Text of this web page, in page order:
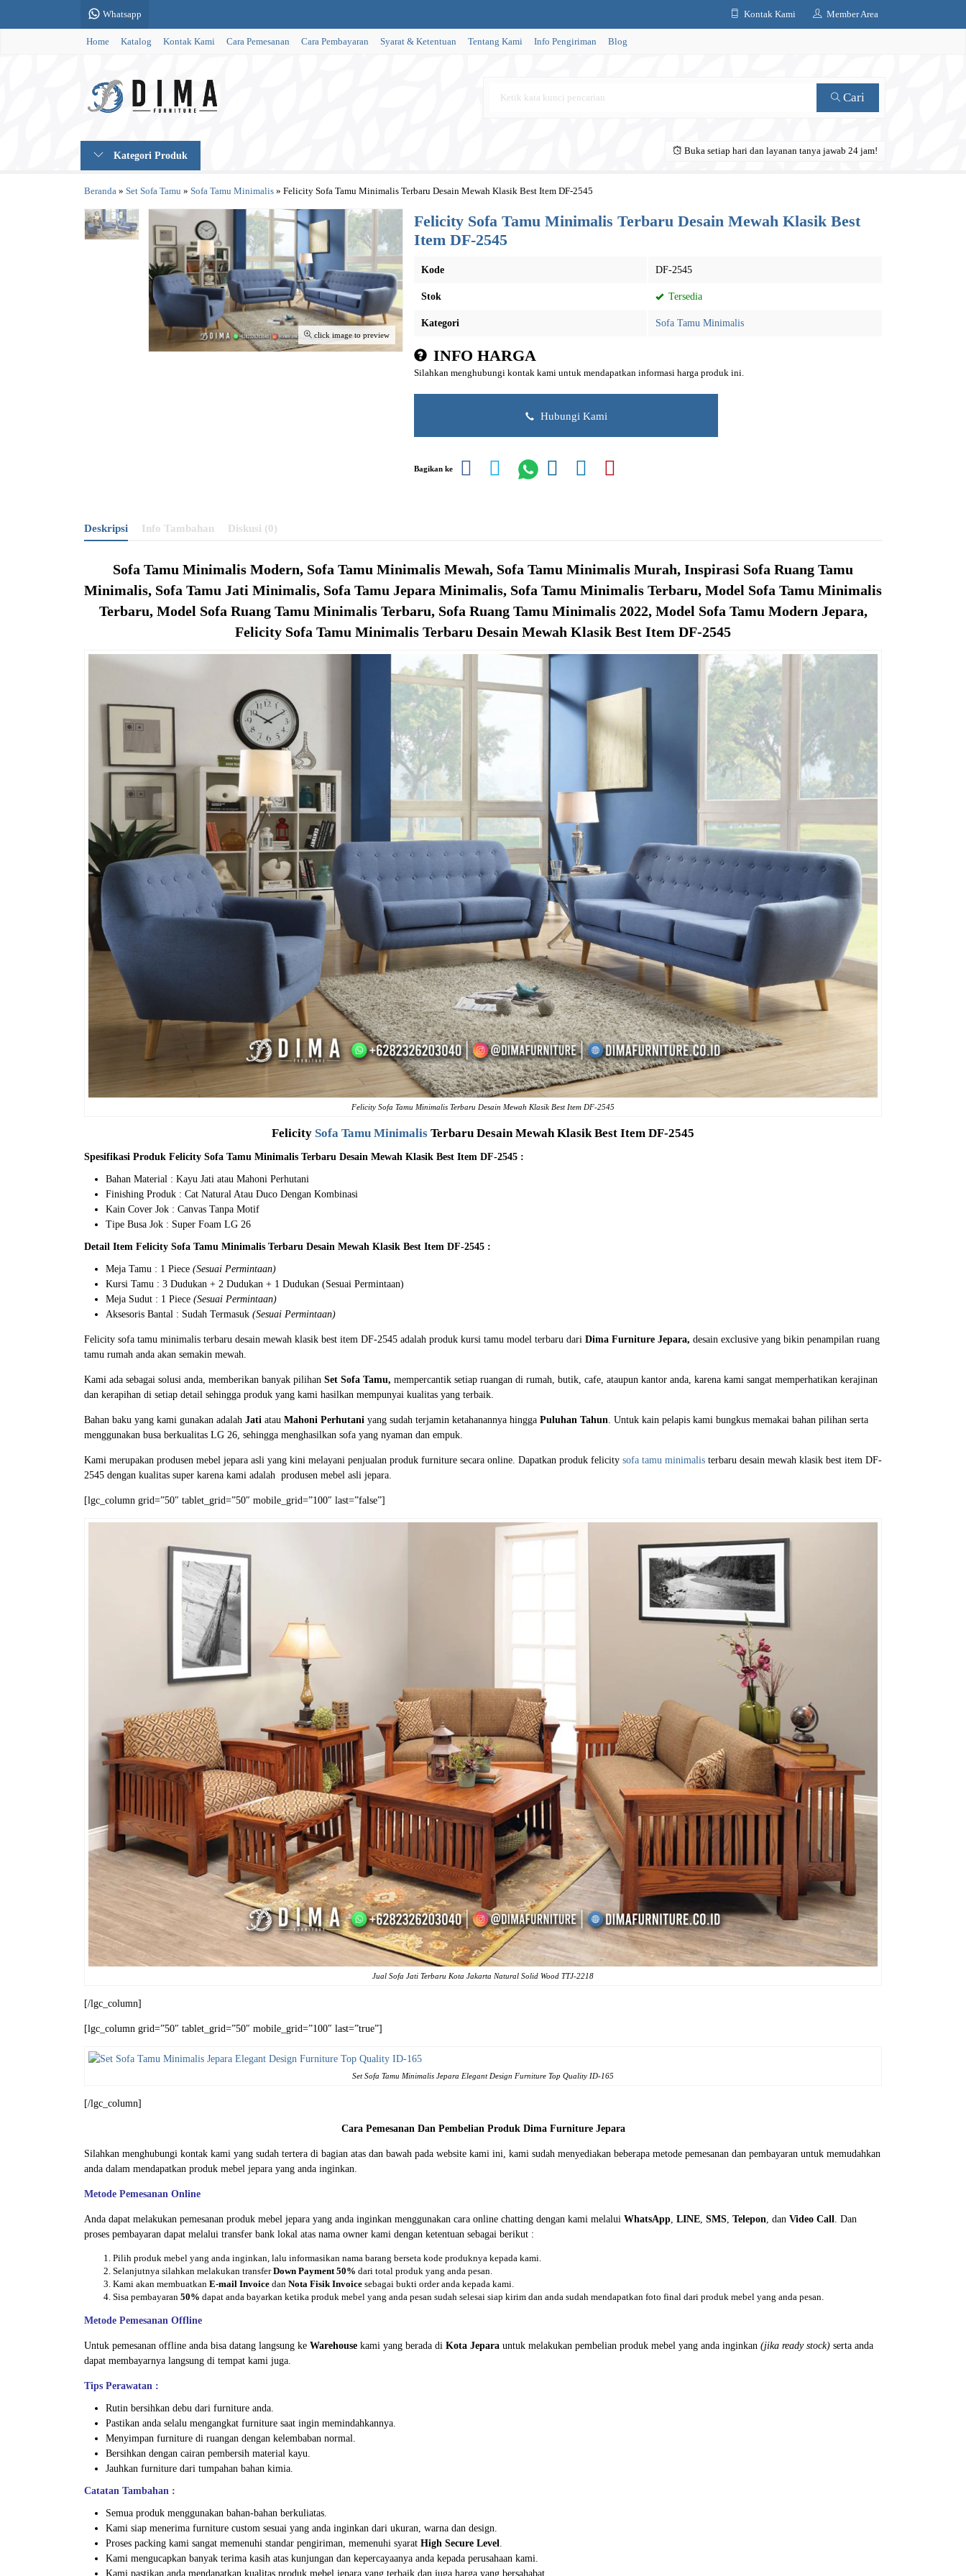
Whatsapp Kontak Kami Member Area
Home Katalog Kontak Kami Cara Pemesanan Cara Pembayaran Syarat & Ketentuan Tentang Kami Info Pengiriman Blog
Cari
Kategori Produk Buka setiap hari dan layanan tanya jawab 24 jam!
Beranda » Set Sofa Tamu » Sofa Tamu Minimalis » Felicity Sofa Tamu Minimalis Terbaru Desain Mewah Klasik Best Item DF-2545
click image to preview
Felicity Sofa Tamu Minimalis Terbaru Desain Mewah Klasik Best
Item DF-2545
Kode DF-2545
Stok Tersedia
Kategori Sofa Tamu Minimalis
INFO HARGA
Silahkan menghubungi kontak kami untuk mendapatkan informasi harga produk ini.
Hubungi Kami
Bagikan ke
Deskripsi Info Tambahan Diskusi (0)
Sofa Tamu Minimalis Modern, Sofa Tamu Minimalis Mewah, Sofa Tamu Minimalis Murah, Inspirasi Sofa Ruang Tamu
Minimalis, Sofa Tamu Jati Minimalis, Sofa Tamu Jepara Minimalis, Sofa Tamu Minimalis Terbaru, Model Sofa Tamu Minimalis
Terbaru, Model Sofa Ruang Tamu Minimalis Terbaru, Sofa Ruang Tamu Minimalis 2022, Model Sofa Tamu Modern Jepara,
Felicity Sofa Tamu Minimalis Terbaru Desain Mewah Klasik Best Item DF-2545
Felicity Sofa Tamu Minimalis Terbaru Desain Mewah Klasik Best Item DF-2545
Felicity Sofa Tamu Minimalis Terbaru Desain Mewah Klasik Best Item DF-2545
Spesifikasi Produk Felicity Sofa Tamu Minimalis Terbaru Desain Mewah Klasik Best Item DF-2545 :
Bahan Material : Kayu Jati atau Mahoni Perhutani
Finishing Produk : Cat Natural Atau Duco Dengan Kombinasi
Kain Cover Jok : Canvas Tanpa Motif
Tipe Busa Jok : Super Foam LG 26
Detail Item Felicity Sofa Tamu Minimalis Terbaru Desain Mewah Klasik Best Item DF-2545 :
Meja Tamu : 1 Piece (Sesuai Permintaan)
Kursi Tamu : 3 Dudukan + 2 Dudukan + 1 Dudukan (Sesuai Permintaan)
Meja Sudut : 1 Piece (Sesuai Permintaan)
Aksesoris Bantal : Sudah Termasuk (Sesuai Permintaan)
Felicity sofa tamu minimalis terbaru desain mewah klasik best item DF-2545 adalah produk kursi tamu model terbaru dari Dima Furniture Jepara, desain exclusive yang bikin penampilan ruang
tamu rumah anda akan semakin mewah.
Kami ada sebagai solusi anda, memberikan banyak pilihan Set Sofa Tamu, mempercantik setiap ruangan di rumah, butik, cafe, ataupun kantor anda, karena kami sangat memperhatikan kerajinan
dan kerapihan di setiap detail sehingga produk yang kami hasilkan mempunyai kualitas yang terbaik.
Bahan baku yang kami gunakan adalah Jati atau Mahoni Perhutani yang sudah terjamin ketahanannya hingga Puluhan Tahun. Untuk kain pelapis kami bungkus memakai bahan pilihan serta
menggunakan busa berkualitas LG 26, sehingga menghasilkan sofa yang nyaman dan empuk.
Kami merupakan produsen mebel jepara asli yang kini melayani penjualan produk furniture secara online. Dapatkan produk felicity sofa tamu minimalis terbaru desain mewah klasik best item DF-
2545 dengan kualitas super karena kami adalah produsen mebel asli jepara.
[lgc_column grid=”50″ tablet_grid=”50″ mobile_grid=”100″ last=”false”]
Jual Sofa Jati Terbaru Kota Jakarta Natural Solid Wood TTJ-2218
[/lgc_column]
[lgc_column grid=”50″ tablet_grid=”50″ mobile_grid=”100″ last=”true”]
Set Sofa Tamu Minimalis Jepara Elegant Design Furniture Top Quality ID-165
[/lgc_column]
Cara Pemesanan Dan Pembelian Produk Dima Furniture Jepara
Silahkan menghubungi kontak kami yang sudah tertera di bagian atas dan bawah pada website kami ini, kami sudah menyediakan beberapa metode pemesanan dan pembayaran untuk memudahkan
anda dalam mendapatkan produk mebel jepara yang anda inginkan.
Metode Pemesanan Online
Anda dapat melakukan pemesanan produk mebel jepara yang anda inginkan menggunakan cara online chatting dengan kami melalui WhatsApp, LINE, SMS, Telepon, dan Video Call. Dan
proses pembayaran dapat melalui transfer bank lokal atas nama owner kami dengan ketentuan sebagai berikut :
Pilih produk mebel yang anda inginkan, lalu informasikan nama barang berseta kode produknya kepada kami.
Selanjutnya silahkan melakukan transferDown Payment 50% dari total produk yang anda pesan.
Kami akan membuatkan E-mail Invoice dan Nota Fisik Invoice sebagai bukti order anda kepada kami.
Sisa pembayaran 50% dapat anda bayarkan ketika produk mebel yang anda pesan sudah selesai siap kirim dan anda sudah mendapatkan foto final dari produk mebel yang anda pesan.
Metode Pemesanan Offline
Untuk pemesanan offline anda bisa datang langsung ke Warehouse kami yang berada di Kota Jepara untuk melakukan pembelian produk mebel yang anda inginkan (jika ready stock) serta anda
dapat membayarnya langsung di tempat kami juga.
Tips Perawatan :
Rutin bersihkan debu dari furniture anda.
Pastikan anda selalu mengangkat furniture saat ingin memindahkannya.
Menyimpan furniture di ruangan dengan kelembaban normal.
Bersihkan dengan cairan pembersih material kayu.
Jauhkan furniture dari tumpahan bahan kimia.
Catatan Tambahan :
Semua produk menggunakan bahan-bahan berkuliatas.
Kami siap menerima furniture custom sesuai yang anda inginkan dari ukuran, warna dan design.
Proses packing kami sangat memenuhi standar pengiriman, memenuhi syarat High Secure Level
Kami mengucapkan banyak terima kasih atas kunjungan dan kepercayaanya anda kepada perusahaan kami.
Kami pastikan anda mendapatkan kualitas produk mebel jepara yang terbaik dan juga harga yang bersahabat.